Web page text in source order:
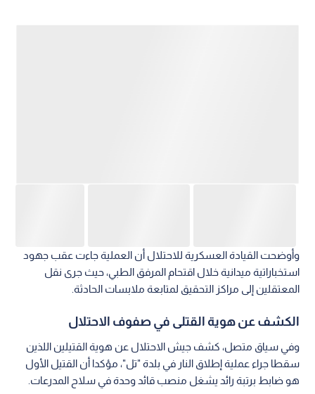
وأوضحت القيادة العسكرية للاحتلال أن العملية جاءت عقب جهود
استخباراتية ميدانية خلال اقتحام المرفق الطبي، حيث جرى نقل
المعتقلين إلى مراكز التحقيق لمتابعة ملابسات الحادثة.
الكشف عن هوية القتلى في صفوف الاحتلال
وفي سياق متصل، كشف جيش الاحتلال عن هوية القتيلين اللذين
سقطا جراء عملية إطلاق النار في بلدة "تل"، مؤكدا أن القتيل الأول
هو ضابط برتبة رائد يشغل منصب قائد وحدة في سلاح المدرعات.